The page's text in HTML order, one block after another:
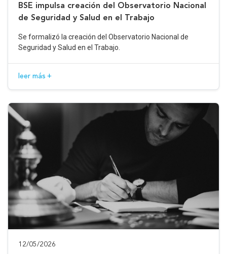
BSE impulsa creación del Observatorio Nacional
de Seguridad y Salud en el Trabajo
Se formalizó la creación del Observatorio Nacional de
Seguridad y Salud en el Trabajo.
leer más +
12/05/2026